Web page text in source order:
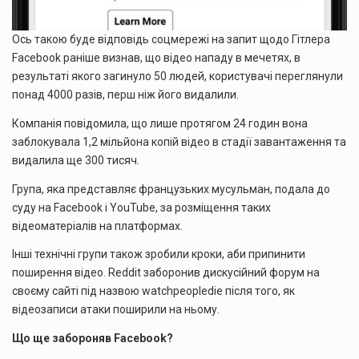
Ось такою буде відповідь соцмережі на запит щодо Гітлера
Facebook раніше визнав, що відео нападу в мечетях, в
результаті якого загинуло 50 людей, користувачі переглянули
понад 4000 разів, перш ніж його видалили.
Компанія повідомила, що лише протягом 24 годин вона
заблокувала 1,2 мільйона копій відео в стадії завантаження та
видалила ще 300 тисяч.
Група, яка представляє французьких мусульман, подала до
суду на Facebook і YouTube, за розміщення таких
відеоматеріалів на платформах.
Інші технічні групи також зробили кроки, аби припинити
поширення відео. Reddit заборонив дискусійний форум на
своєму сайті під назвою watchpeopledie після того, як
відеозаписи атаки поширили на ньому.
Що ще забороняв Facebook?